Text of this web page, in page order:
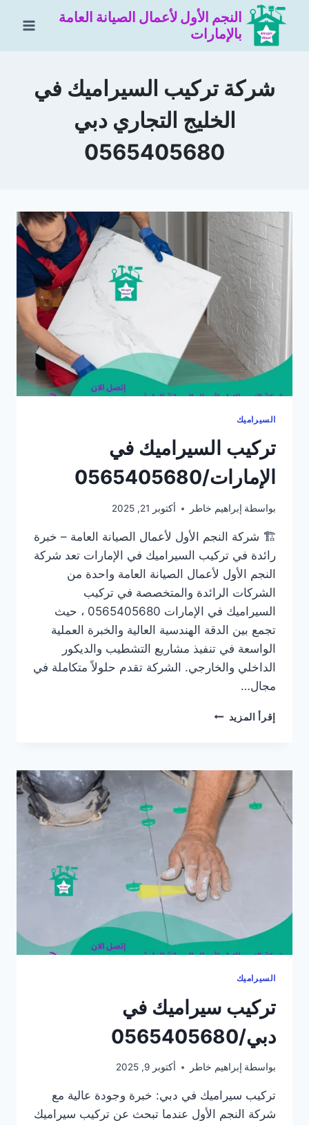
التجاوز
المحتوى
النجم الأول لأعمال الصيانة العامة
بالإمارات
شركة تركيب السيراميك في
الخليج التجاري دبي
0565405680
السيراميك
تركيب السيراميك في
الإمارات/0565405680
بواسطة إبراهيم خاطر أكتوبر 21, 2025
🏗️ شركة النجم الأول لأعمال الصيانة العامة – خبرة
رائدة في تركيب السيراميك في الإمارات تعد شركة
النجم الأول لأعمال الصيانة العامة واحدة من
الشركات الرائدة والمتخصصة في تركيب
السيراميك في الإمارات 0565405680 ، حيث
تجمع بين الدقة الهندسية العالية والخبرة العملية
الواسعة في تنفيذ مشاريع التشطيب والديكور
الداخلي والخارجي. الشركة تقدم حلولاً متكاملة في
مجال…
إقرأ المزيد تركيب
السيراميك
تركيب سيراميك في
دبي/0565405680
بواسطة إبراهيم خاطر أكتوبر 9, 2025
تركيب سيراميك في دبي: خبرة وجودة عالية مع
شركة النجم الأول عندما تبحث عن تركيب سيراميك